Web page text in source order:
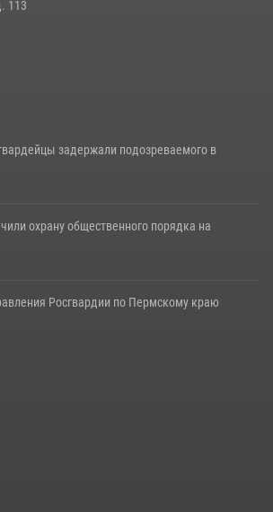
113
задержали подозреваемого в
охрану общественного порядка на
Росгвардии по Пермскому краю